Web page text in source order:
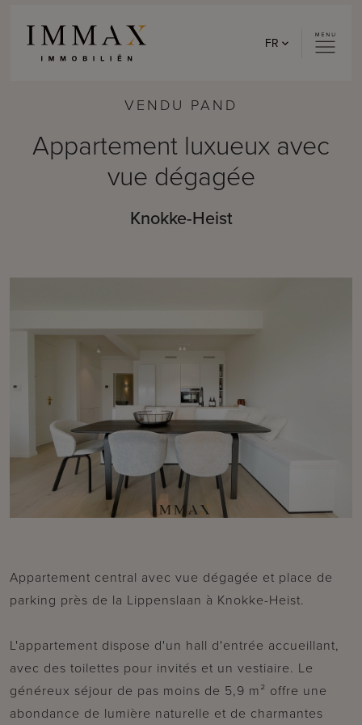
FR
VENDU PAND
Appartement luxueux avec
vue dégagée
Knokke-Heist
Appartement central avec vue dégagée et place de
parking près de la Lippenslaan à Knokke-Heist.
L'appartement dispose d'un hall d'entrée accueillant,
avec des toilettes pour invités et un vestiaire. Le
généreux séjour de pas moins de 5,9 m² offre une
abondance de lumière naturelle et de charmantes